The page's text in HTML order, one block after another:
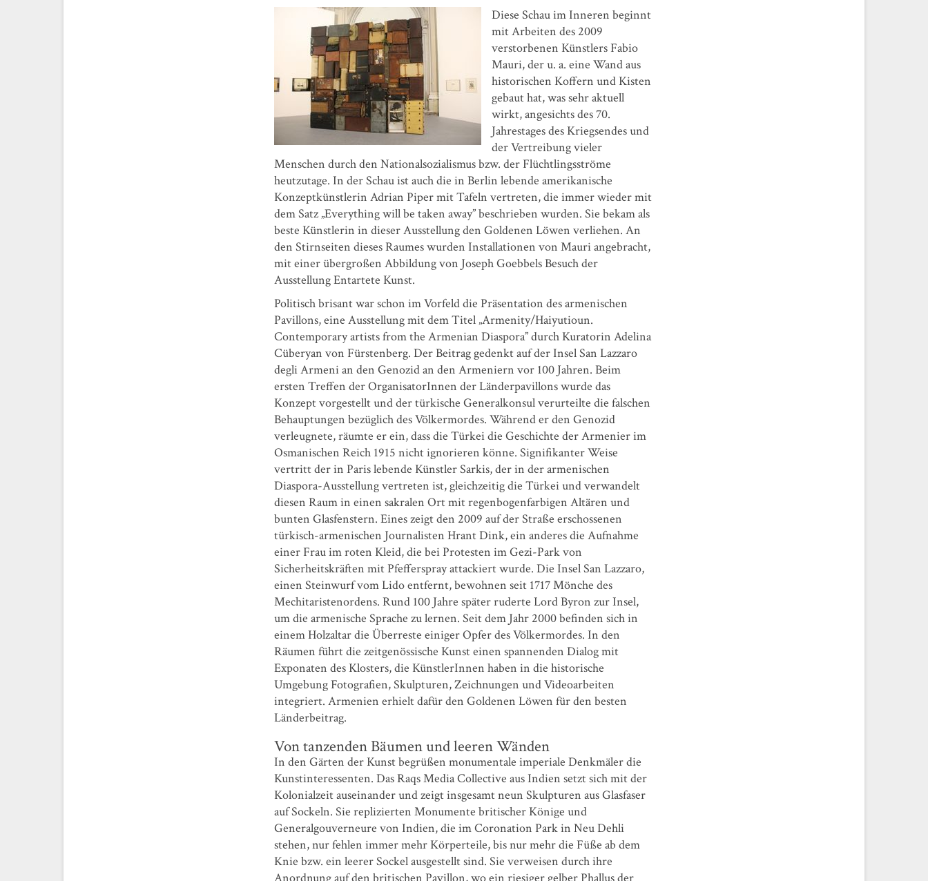
Diese Schau im Inneren beginnt
mit Arbeiten des 2009
verstorbenen Künstlers Fabio
Mauri, der u. a. eine Wand aus
historischen Koffern und Kisten
gebaut hat, was sehr aktuell
wirkt, angesichts des 70.
Jahrestages des Kriegsendes und
der Vertreibung vieler
Menschen durch den Nationalsozialismus bzw. der Flüchtlingsströme
heutzutage. In der Schau ist auch die in Berlin lebende amerikanische
Konzeptkünstlerin Adrian Piper mit Tafeln vertreten, die immer wieder mit
dem Satz „Everything will be taken away” beschrieben wurden. Sie bekam als
beste Künstlerin in dieser Ausstellung den Goldenen Löwen verliehen. An
den Stirnseiten dieses Raumes wurden Installationen von Mauri angebracht,
mit einer übergroßen Abbildung von Joseph Goebbels Besuch der
Ausstellung Entartete Kunst.
Politisch brisant war schon im Vorfeld die Präsentation des armenischen
Pavillons, eine Ausstellung mit dem Titel „Armenity/Haiyutioun.
Contemporary artists from the Armenian Diaspora” durch Kuratorin Adelina
Cüberyan von Fürstenberg. Der Beitrag gedenkt auf der Insel San Lazzaro
degli Armeni an den Genozid an den Armeniern vor 100 Jahren. Beim
ersten Treffen der OrganisatorInnen der Länderpavillons wurde das
Konzept vorgestellt und der türkische Generalkonsul verurteilte die falschen
Behauptungen bezüglich des Völkermordes. Während er den Genozid
verleugnete, räumte er ein, dass die Türkei die Geschichte der Armenier im
Osmanischen Reich 1915 nicht ignorieren könne. Signifikanter Weise
vertritt der in Paris lebende Künstler Sarkis, der in der armenischen
Diaspora-Ausstellung vertreten ist, gleichzeitig die Türkei und verwandelt
diesen Raum in einen sakralen Ort mit regenbogenfarbigen Altären und
bunten Glasfenstern. Eines zeigt den 2009 auf der Straße erschossenen
türkisch-armenischen Journalisten Hrant Dink, ein anderes die Aufnahme
einer Frau im roten Kleid, die bei Protesten im Gezi-Park von
Sicherheitskräften mit Pfefferspray attackiert wurde. Die Insel San Lazzaro,
einen Steinwurf vom Lido entfernt, bewohnen seit 1717 Mönche des
Mechitaristenordens. Rund 100 Jahre später ruderte Lord Byron zur Insel,
um die armenische Sprache zu lernen. Seit dem Jahr 2000 befinden sich in
einem Holzaltar die Überreste einiger Opfer des Völkermordes. In den
Räumen führt die zeitgenössische Kunst einen spannenden Dialog mit
Exponaten des Klosters, die KünstlerInnen haben in die historische
Umgebung Fotografien, Skulpturen, Zeichnungen und Videoarbeiten
integriert. Armenien erhielt dafür den Goldenen Löwen für den besten
Länderbeitrag.
Von tanzenden Bäumen und leeren Wänden
In den Gärten der Kunst begrüßen monumentale imperiale Denkmäler die
Kunstinteressenten. Das Raqs Media Collective aus Indien setzt sich mit der
Kolonialzeit auseinander und zeigt insgesamt neun Skulpturen aus Glasfaser
auf Sockeln. Sie replizierten Monumente britischer Könige und
Generalgouverneure von Indien, die im Coronation Park in Neu Dehli
stehen, nur fehlen immer mehr Körperteile, bis nur mehr die Füße ab dem
Knie bzw. ein leerer Sockel ausgestellt sind. Sie verweisen durch ihre
Anordnung auf den britischen Pavillon, wo ein riesiger gelber Phallus der